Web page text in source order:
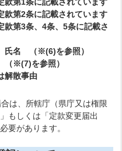
第2条に記載されています
第3条、4条、5条に記載さ
氏名 （※(6)を参照）
参照）
解散事由
は、所轄庁（県庁又は権限
もしくは「定款変更届出
要があります。